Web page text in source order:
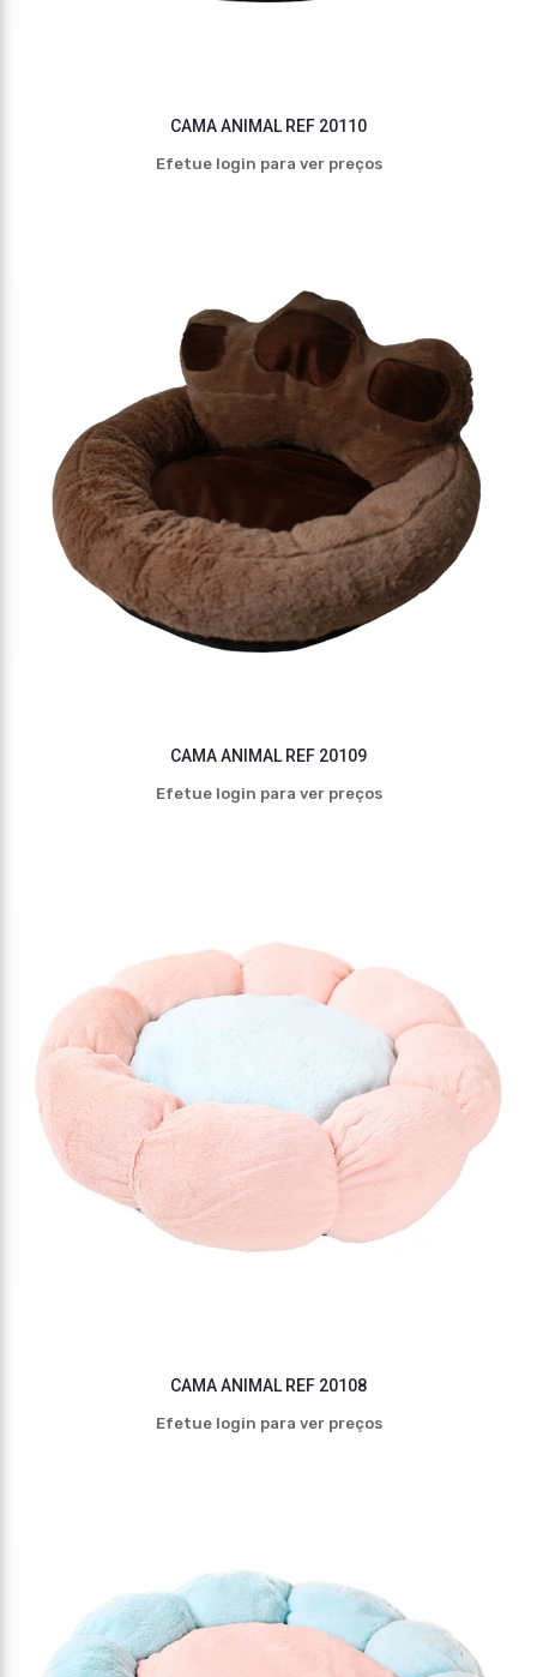
CAMA ANIMAL REF 20110
Efetue login para ver preços
CAMA ANIMAL REF 20109
Efetue login para ver preços
CAMA ANIMAL REF 20108
Efetue login para ver preços